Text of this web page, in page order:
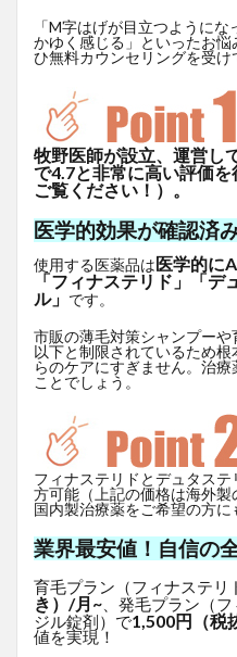
「M字はげが目立つように
かゆく感じる」といったお
ひ無料カウンセリングを受け
牧野医師が設立、運営し
で4.7と非常に高い評価を
ご覧ください！）。
医学的効果が確認済
使用する医薬品は医学的に
「フィナステリド」「
ル」 です。
市販の薄毛対策シャンプー
以下と制限されているため
らのケアにすぎません。治
ことでしょう。
フィナステリドとデュタス
方可能（上記の価格は海外製
国内製治療薬をご希望の方に
業界最安値！自信の
育毛プラン（フィナステリ
き）/月~ 、発毛プラン（
ジル錠剤）で1,500円（税
値を実現！